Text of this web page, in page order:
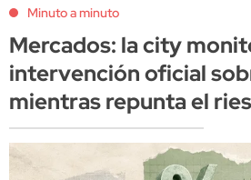
Minuto a minuto
Mercados: la city
intervención oficial
mientras repunta el